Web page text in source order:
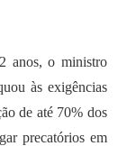
anos, o ministro
às exigências
de até 70% dos
precatórios em